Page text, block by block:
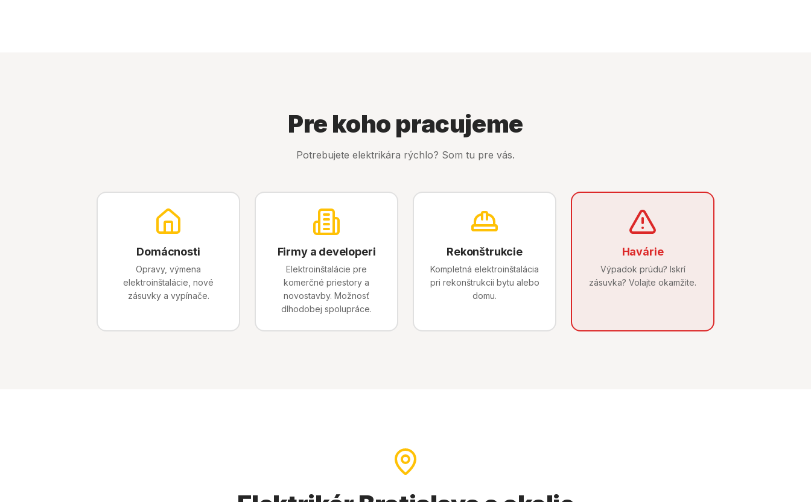
Pre koho pracujeme
Potrebujete elektrikára rýchlo? Som tu pre vás.
Domácnosti
Opravy, výmena
elektroinštalácie, nové
zásuvky a vypínače.
Firmy a developeri
Elektroinštalácie pre
komerčné priestory a
novostavby. Možnosť
dlhodobej spolupráce.
Rekonštrukcie
Kompletná elektroinštalácia
pri rekonštrukcii bytu alebo
domu.
Havárie
Výpadok prúdu? Iskrí
zásuvka? Volajte okamžite.